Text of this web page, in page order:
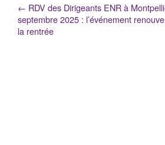
← RDV des Dirigeants ENR à
septembre 2025 : l’événement
la rentrée